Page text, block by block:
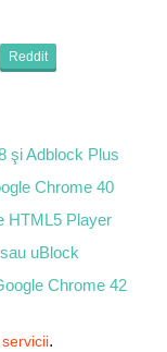
Reddit
şi Adblock Plus
Chrome 40
HTML5 Player
uBlock
Chrome 42
servicii.